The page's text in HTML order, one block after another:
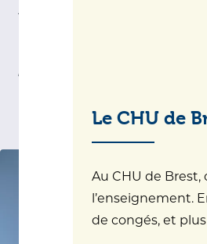
Le CHU de
Au CHU de
l’enseignement.
de congés, et
séjour au sein de l'un